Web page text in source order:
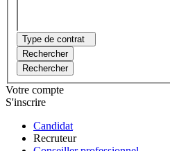
Type de contrat
Rechercher
Rechercher
Votre compte
S'inscrire
Candidat
Recruteur